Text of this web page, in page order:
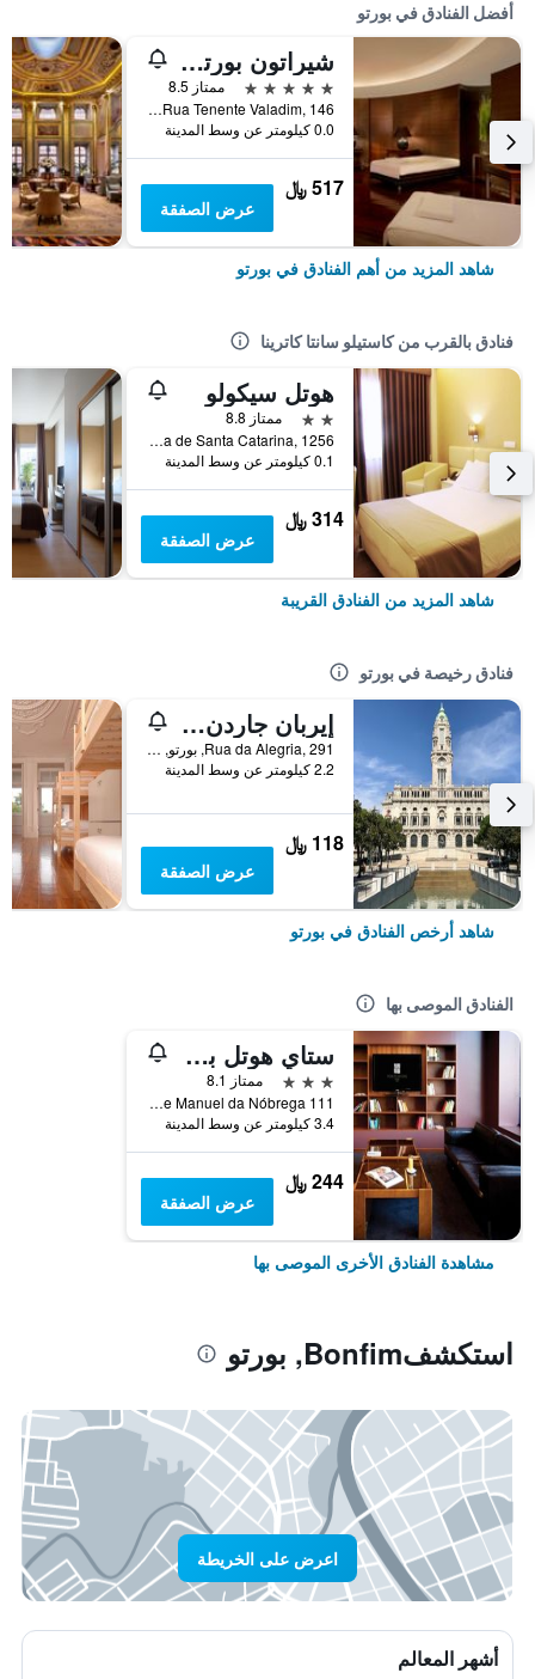
أفضل الفنادق في بورتو
شيراتون بورتو هوتل آند سبا
5 نجوم
ممتاز 8.5
Rua Tenente Valadim, 146, بورتو, محافظة بورتو, البرتغال
0.0 كيلومتر عن وسط المدينة
517 ﷼
عرض الصفقة
شاهد المزيد من أهم الفنادق في بورتو
فنادق بالقرب من كاستيلو سانتا كاترينا
هوتل سيكولو
2 نجمتين
ممتاز 8.8
Rua de Santa Catarina, 1256, بورتو, محافظة بورتو, البرتغال
0.1 كيلومتر عن وسط المدينة
314 ﷼
عرض الصفقة
شاهد المزيد من الفنادق القريبة
فنادق رخيصة في بورتو
إيربان جاردن بورتو سنترال هوستل
Rua da Alegria, 291, بورتو, محافظة بورتو, البرتغال
2.2 كيلومتر عن وسط المدينة
118 ﷼
عرض الصفقة
شاهد أرخص الفنادق في بورتو
الفنادق الموصى بها
ستاي هوتل بورتو سنترو أنتاس
3 نجوم
ممتاز 8.1
Rua Padre Manuel da Nóbrega 111, بورتو, محافظة بورتو, البرتغال
3.4 كيلومتر عن وسط المدينة
244 ﷼
عرض الصفقة
مشاهدة الفنادق الأخرى الموصى بها
استكشفBonfim, بورتو
اعرض على الخريطة
أشهر المعالم